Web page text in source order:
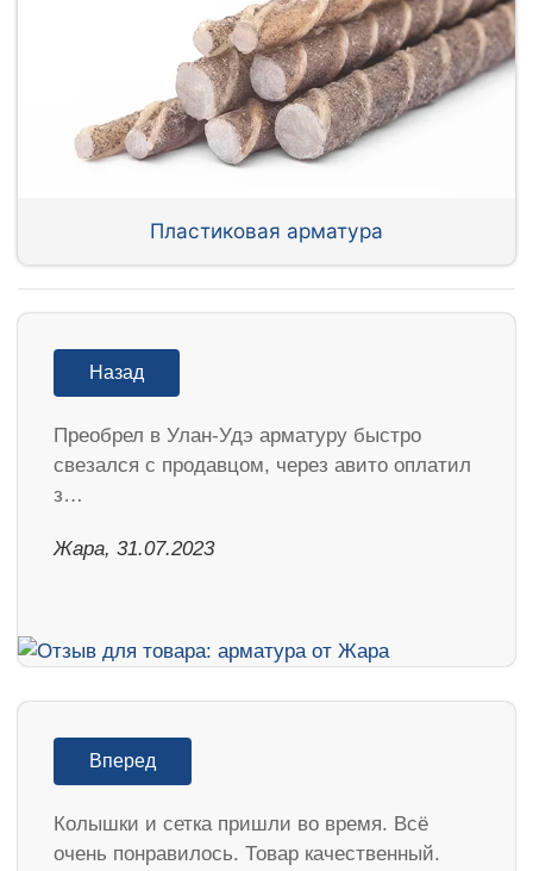
Пластиковая арматура
Назад
Преобрел в Улан-Удэ арматуру быстро
свезался с продавцом, через авито оплатил
з…
Жара, 31.07.2023
Вперед
Колышки и сетка пришли во время. Всё
очень понравилось. Товар качественный.